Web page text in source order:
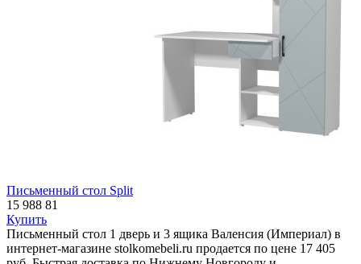
Письменный стол Split
15 988 81
Купить
Письменный стол 1 дверь и 3 ящика Валенсия (Империал) в
интернет-магазине stolkomebeli.ru продается по цене 17 405